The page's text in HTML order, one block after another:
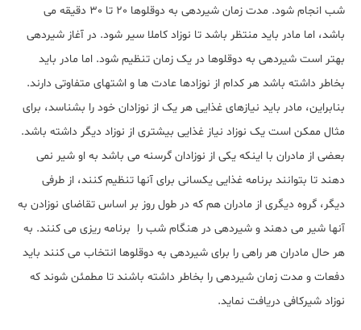
شب انجام شود. مدت زمان شیردهی به دوقلوها 20 تا 30 دقیقه می
باشد، اما مادر باید منتظر باشد تا نوزاد کاملا سیر شود. در آغاز شیردهی
بهتر است شیردهی به دوقلوها در یک زمان تنظیم شود. اما مادر باید
بخاطر داشته باشد هر کدام از نوزادها عادت ها و اشتهای متفاوتی دارند.
بنابراین، مادر باید نیازهای غذایی هر یک از نوزادان خود را بشناسد، برای
مثال ممکن است یک نوزاد نیاز غذایی بیشتری از نوزاد دیگر داشته باشد.
بعضی از مادران با اینکه یکی از نوزادان گرسنه می باشد به او شیر نمی
دهند تا بتوانند برنامه غذایی یکسانی برای آنها تنظیم کنند، از طرفی
دیگر، گروه دیگری از مادران هم که در طول روز بر اساس تقاضای نوزادن به
آنها شیر می دهند و شیردهی در هنگام شب را برنامه ریزی می کنند. به
هر حال مادران هر راهی را برای شیردهی به دوقلوها انتخاب می کنند باید
دفعات و مدت زمان شیردهی را بخاطر داشته باشند تا مطمئن شوند که
نوزاد شیرکافی دریافت نماید.